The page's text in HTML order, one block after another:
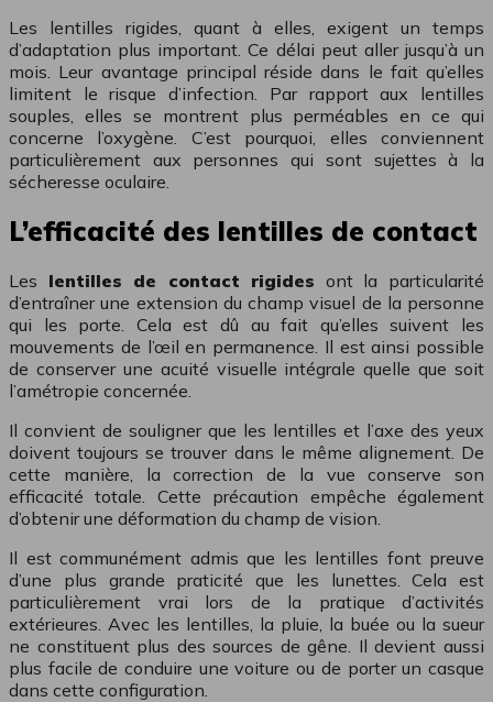
Les lentilles rigides, quant à elles, exigent un temps
d’adaptation plus important. Ce délai peut aller jusqu’à un
mois. Leur avantage principal réside dans le fait qu’elles
limitent le risque d’infection. Par rapport aux lentilles
souples, elles se montrent plus perméables en ce qui
concerne l’oxygène. C’est pourquoi, elles conviennent
particulièrement aux personnes qui sont sujettes à la
sécheresse oculaire.
L’efficacité des lentilles de contact
Les lentilles de contact rigides ont la particularité
d’entraîner une extension du champ visuel de la personne
qui les porte. Cela est dû au fait qu’elles suivent les
mouvements de l’œil en permanence. Il est ainsi possible
de conserver une acuité visuelle intégrale quelle que soit
l’amétropie concernée.
Il convient de souligner que les lentilles et l’axe des yeux
doivent toujours se trouver dans le même alignement. De
cette manière, la correction de la vue conserve son
efficacité totale. Cette précaution empêche également
d’obtenir une déformation du champ de vision.
Il est communément admis que les lentilles font preuve
d’une plus grande praticité que les lunettes. Cela est
particulièrement vrai lors de la pratique d’activités
extérieures. Avec les lentilles, la pluie, la buée ou la sueur
ne constituent plus des sources de gêne. Il devient aussi
plus facile de conduire une voiture ou de porter un casque
dans cette configuration.